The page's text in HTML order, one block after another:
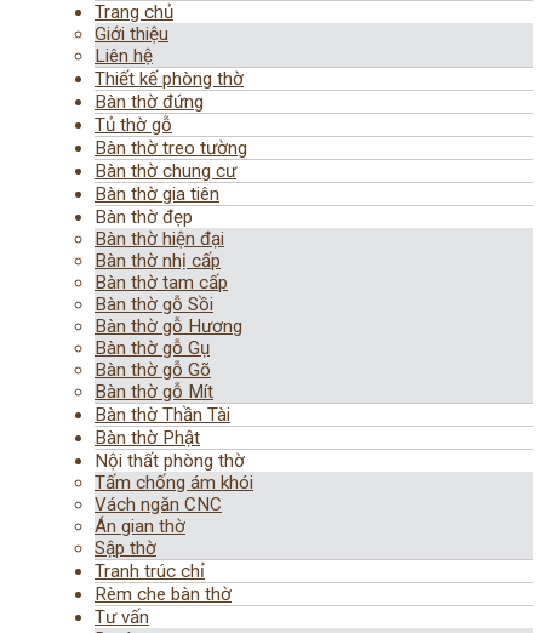
Trang chủ
Giới thiệu
Liên hệ
Thiết kế phòng thờ
Bàn thờ đứng
Tủ thờ gỗ
Bàn thờ treo tường
Bàn thờ chung cư
Bàn thờ gia tiên
Bàn thờ đẹp
Bàn thờ hiện đại
Bàn thờ nhị cấp
Bàn thờ tam cấp
Bàn thờ gỗ Sồi
Bàn thờ gỗ Hương
Bàn thờ gỗ Gụ
Bàn thờ gỗ Gõ
Bàn thờ gỗ Mít
Bàn thờ Thần Tài
Bàn thờ Phật
Nội thất phòng thờ
Tấm chống ám khói
Vách ngăn CNC
Án gian thờ
Sập thờ
Tranh trúc chỉ
Rèm che bàn thờ
Tư vấn